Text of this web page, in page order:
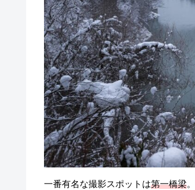
一番有名な撮影スポットは第一橋梁。